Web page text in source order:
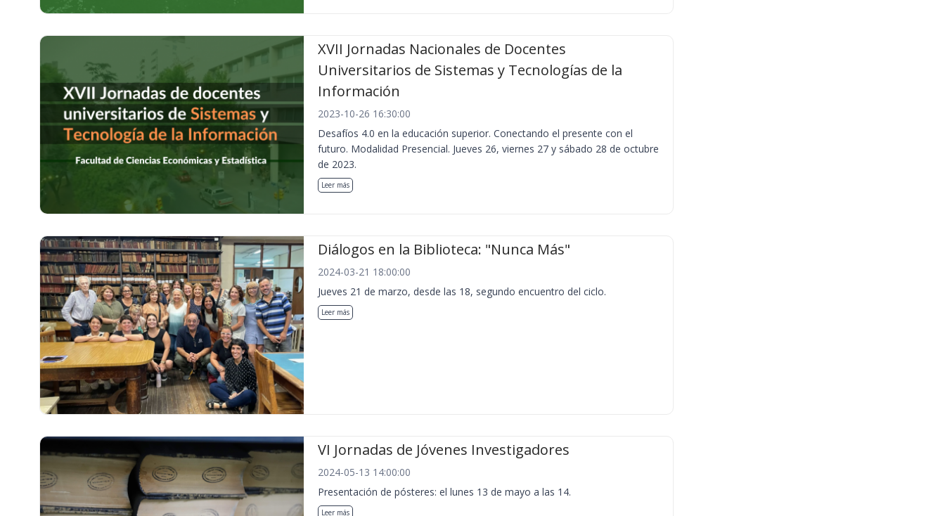
XVII Jornadas Nacionales de Docentes
Universitarios de Sistemas y Tecnologías de la
Información
2023-10-26 16:30:00
Desafíos 4.0 en la educación superior. Conectando el presente con el
futuro. Modalidad Presencial. Jueves 26, viernes 27 y sábado 28 de octubre
de 2023.
Leer más
Diálogos en la Biblioteca: "Nunca Más"
2024-03-21 18:00:00
Jueves 21 de marzo, desde las 18, segundo encuentro del ciclo.
Leer más
VI Jornadas de Jóvenes Investigadores
2024-05-13 14:00:00
Presentación de pósteres: el lunes 13 de mayo a las 14.
Leer más